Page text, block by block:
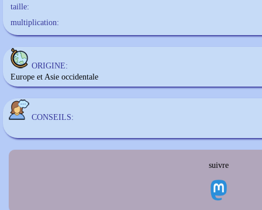
taille:
multiplication:
ORIGINE:
Europe et Asie occidentale
CONSEILS:
suivre